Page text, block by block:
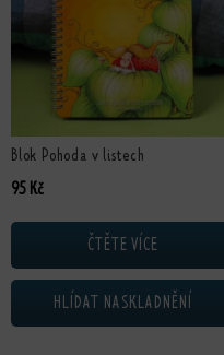
Blok Pohoda v listech
95 Kč
ČTĚTE VÍCE
HLÍDAT NASKLADNĚNÍ